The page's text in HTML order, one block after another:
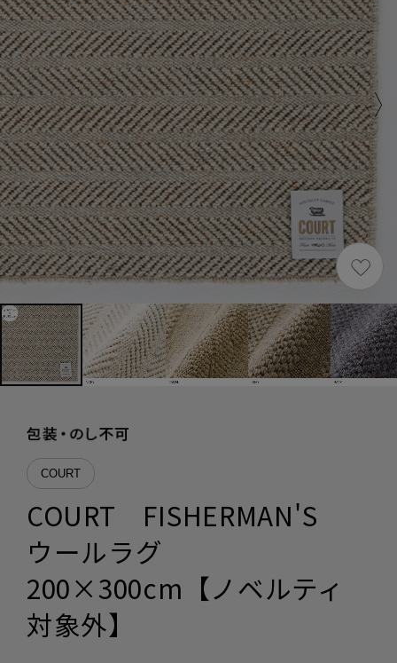
COURT
COURT FISHERMAN'S
ウールラグ
200×300cm【ノベルティ
対象外】